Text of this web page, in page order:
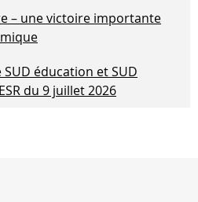
– une victoire importante
éducation et SUD
du 9 juillet 2026